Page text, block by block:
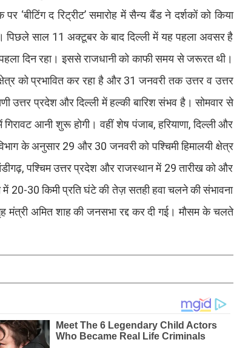
‘बीटिंग द रिट्रीट’ समारोह में सैन्य बैंड ने दर्शकों को किया
पिछले साल 11 अक्टूबर के बाद दिल्ली में यह पहला अवसर है
दिन रहा। इससे राजधानी को काफी समय से जरूरत थी।
को प्रभावित कर रहा है और 31 जनवरी तक उत्तर व उत्तर
उत्तर प्रदेश और दिल्ली में हल्की बारिश संभव है। सोमवार से
आनी शुरू होगी। वहीं शेष पंजाब, हरियाणा, दिल्ली और
के अनुसार 29 और 30 जनवरी को पश्चिमी हिमालयी क्षेत्र
पश्चिम उत्तर प्रदेश और राजस्थान में 29 तारीख को और
में 20-30 किमी प्रति घंटे की तेज़ सतही हवा चलने की संभावना
मंत्री अमित शाह की जनसभा रद्द कर दी गई। मौसम के चलते